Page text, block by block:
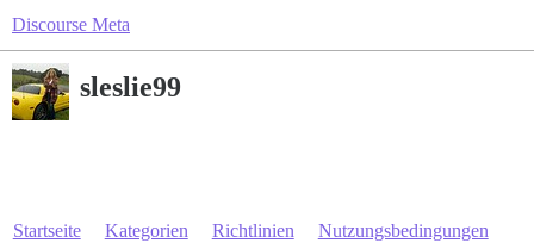
Discourse Meta
sleslie99
Startseite Kategorien Richtlinien Nutzungsbedingungen